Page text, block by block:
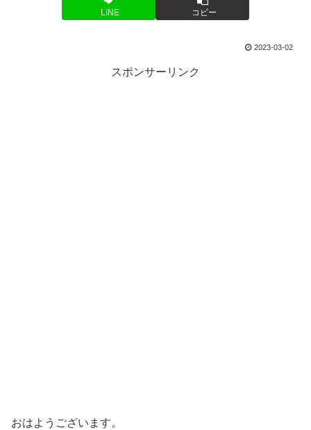
LINE コピー
2023-03-02
スポンサーリンク
おはようございます。